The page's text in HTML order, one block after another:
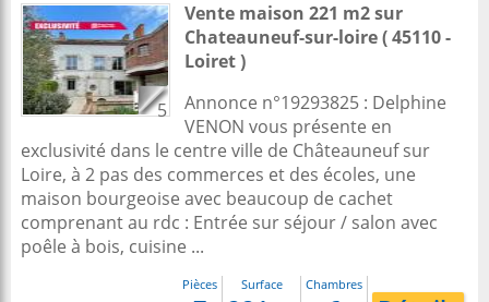
5
Vente maison 221 m2sur
Chateauneuf-sur-loire( 45110 -
Loiret )
Annonce n°19293825 : Delphine
VENON vous présente en
exclusivité dans le centre ville de Châteauneuf sur
Loire, à 2 pas des commerces et des écoles, une
maison bourgeoise avec beaucoup de cachet
comprenant au rdc : Entrée sur séjour / salon avec
poêle à bois, cuisine ...
Pièces Surface Chambres